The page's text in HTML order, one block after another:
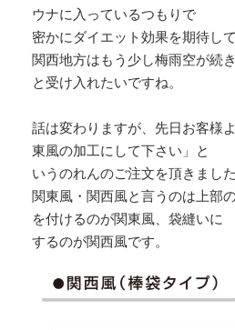
ウナに入っているつもりで
密かにダイエット効果を期待し
関西地方はもう少し梅雨空が続
と受け入れたいですね。
話は変わりますが、先日お客様
東風の加工にして下さい」と
いうのれんのご注文を頂きました
関東風・関西風と言うのは上部
を付けるのが関東風、袋縫いに
するのが関西風です。